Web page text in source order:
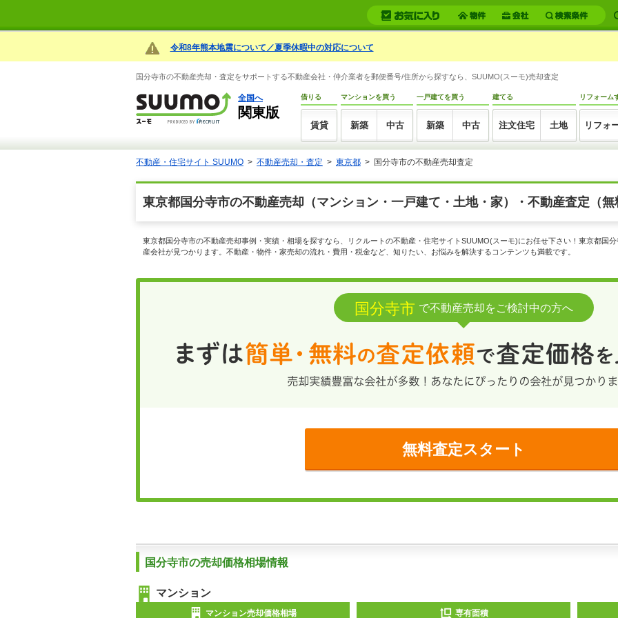
令和8年熊本地震について／夏季休暇中の対応について
国分寺市の不動産売却・査定をサポートする不動産会社・仲介業者を郵便番号/住所から探すなら、SUUMO(スーモ)売却査定
全国へ
関東版
借りる
賃貸
マンションを買う
新築 中古
一戸建てを買う
新築 中古
建てる
注文住宅 土地
リフォーム
リフォ
不動産・住宅サイト SUUMO 不動産売却・査定 東京都 国分寺市の不動産売却査定
東京都国分寺市の不動産売却（マンション・一戸建て・土地・家）・不動産査定（無
東京都国分寺市の不動産売却事例・実績・相場を探すなら、リクルートの不動産・住宅サイトSUUMO(スーモ)にお任せ下さい！東京都国
産会社が見つかります。不動産・物件・家売却の流れ・費用・税金など、知りたい、お悩みを解決するコンテンツも満載です。
国分寺市 で不動産売却をご検討中の方へ
無料査定スタート
国分寺市の売却価格相場情報
マンション
マンション売却価格相場 専有面積